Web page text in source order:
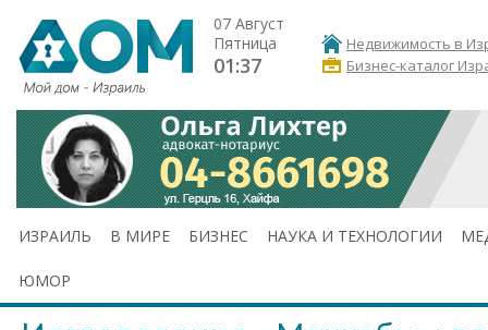
07 Август
Пятница
01:37
Недвижимость в
Бизнес-каталог
ИЗРАИЛЬ В МИРЕ БИЗНЕС НАУКА И ТЕХНОЛОГИИ
ЮМОР